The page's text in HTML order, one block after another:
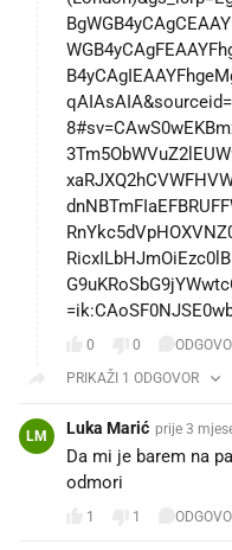
0 0
PRIKAŽI 1 ODGOVOR
LM Luka Marić prije 3
Da mi je barem na
odmori
1 1